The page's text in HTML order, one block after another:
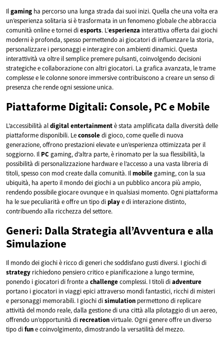
Ilgaming ha percorso una lunga strada dai suoi inizi. Quella che una volta era
un’esperienza solitaria si è trasformata in un fenomeno globale che abbraccia
comunità online e tornei diesports. L’esperienza interattiva offerta dai giochi
moderni è profonda, spesso permettendo ai giocatori di influenzare la storia,
personalizzare i personaggi e interagire con ambienti dinamici. Questa
interattività va oltre il semplice premere pulsanti, coinvolgendo decisioni
strategiche e collaborazione con altri giocatori. La grafica avanzata, le trame
complesse e le colonne sonore immersive contribuiscono a creare un senso di
presenza che rende ogni sessione unica.
Piattaforme Digitali: Console, PC e Mobile
L’accessibilità aldigitalentertainmentè stata amplificata dalla diversità delle
piattaforme disponibili. Leconsoledi gioco, come quelle di nuova
generazione, offrono prestazioni elevate e un’esperienza ottimizzata per il
soggiorno. Il PC gaming, d’altra parte, è rinomato per la sua flessibilità, la
possibilità di personalizzazione hardware e l’accesso a una vasta libreria di
titoli, spesso con mod create dalla comunità. Ilmobilegaming, con la sua
ubiquità, ha aperto il mondo dei giochi a un pubblico ancora più ampio,
rendendo possibile giocare ovunque e in qualsiasi momento. Ogni piattaforma
ha le sue peculiarità e offre un tipo diplaye di interazione distinto,
contribuendo alla ricchezza del settore.
Generi: Dalla Strategia all’Avventura e alla
Simulazione
Il mondo dei giochi è ricco di generi che soddisfano gusti diversi. I giochi di
strategy richiedono pensiero critico e pianificazione a lungo termine,
ponendo i giocatori di fronte a challengecomplessi. I titoli diadventure
portano i giocatori in viaggi epici attraverso mondi fantastici, ricchi di misteri
e personaggi memorabili. I giochi disimulation permettono di replicare
attività del mondo reale, dalla gestione di una città alla pilotaggio di un aereo,
offrendo un’opportunità direcreationvirtuale. Ogni genere offre un diverso
tipo difune coinvolgimento, dimostrando la versatilità del mezzo.